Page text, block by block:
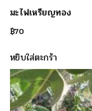
มะไฟเหรียญทอง
฿70
หยิบใส่ตะกร้า